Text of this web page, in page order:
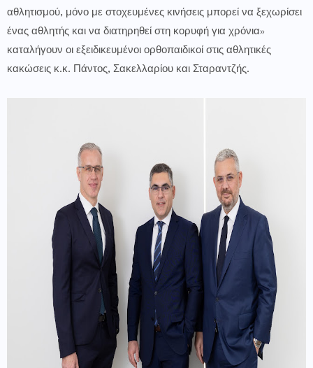
αθλητισμού, μόνο με στοχευμένες κινήσεις μπορεί να ξεχωρίσει
ένας αθλητής και να διατηρηθεί στη κορυφή για χρόνια»
καταλήγουν οι εξειδικευμένοι ορθοπαιδικοί στις αθλητικές
κακώσεις κ.κ. Πάντος, Σακελλαρίου και Σταραντζής.